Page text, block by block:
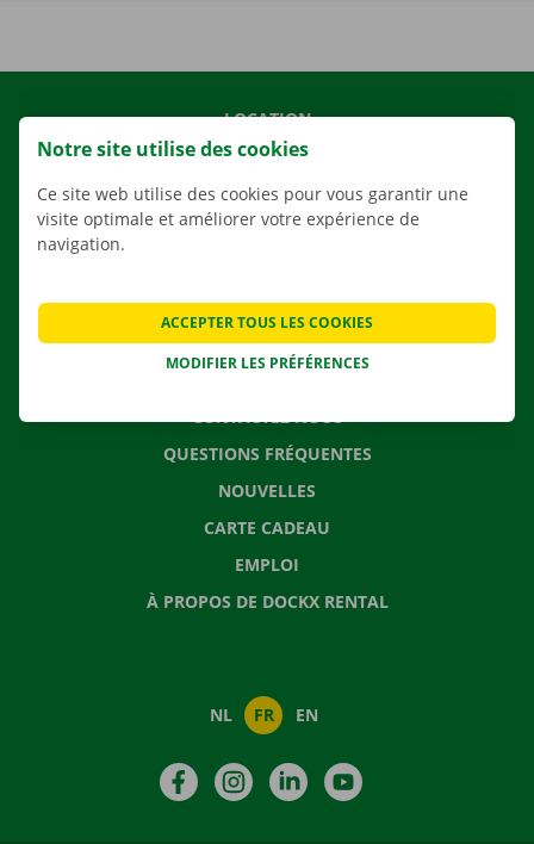
LOCATION
NOS VÉHICULES
NOS SERVICES
AGENCES
SOLUTIONS DE DÉMÉNAGEMENT
CONTACTEZ NOUS
QUESTIONS FRÉQUENTES
NOUVELLES
CARTE CADEAU
EMPLOI
À PROPOS DE DOCKX RENTAL
NL FR EN
FacebookInstagramLinkedIn
Notre site utilise des cookies
Ce site web utilise des cookies pour vous garantir une
visite optimale et améliorer votre expérience de
navigation.
MODIFIER LES PRÉFÉRENCES
ACCEPTER TOUS LES COOKIES